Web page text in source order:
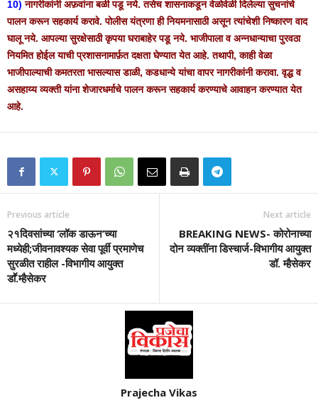
10) नागरीकांनी अफ़वांना बळी पडू नये. तसेच शासनाकडून वेळोवेळी दिलेल्या सुचनांचे
पालन करून सहकार्य करावे. पोलीस यंत्रणा ही नियमनासाठी असून त्यांचेशी निष्कारण वाद
घालू नये. आपल्या सुरक्षेसाठी कृपया घराबाहेर पडू नये. भाजीपाला व अन्नधान्याचा पुरवठा
नियमित होईल याची प्रशासनामार्फ़त दक्षता घेण्यात येत आहे. तथापी, काही वेळा
भाजीपाल्याची कमतरता भासल्यास डाळी, कडधान्ये यांचा वापर नागरीकांनी करावा. वृद्ध व
असहाय्य व्यक्ती यांना शेजारधर्माचे पालन करून सहकार्य करण्याचे आवाहन करण्यात येत
आहे.
Previous article
२१दिवसांच्या ‘लॉक डाऊन’च्या
मध्येही;जीवनावश्यक सेवा पूर्वी प्रमाणेच
सुरळीत राहील -विभागीय आयुक्त
डाॕ.म्हैसेकर
Next article
BREAKING NEWS- कोरोनाच्‍या
दोन व्‍यक्‍तींना डिस्‍चार्ज-विभागीय आयुक्‍त
डॉ. म्‍हैसेकर
Prajecha Vikas